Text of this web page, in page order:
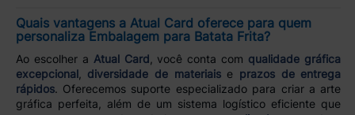
Quais vantagens a Atual Card oferece para quem
personaliza Embalagem para Batata Frita?
Ao escolher a Atual Card , você conta com qualidade gráfica
excepcional, diversidade de materiaise prazos de entrega
rápidos. Oferecemos suporte especializado para criar a arte
gráfica perfeita, além de um sistema logístico eficiente que